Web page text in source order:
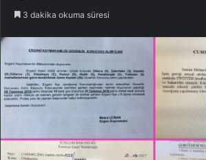
3 dakika okuma süresi